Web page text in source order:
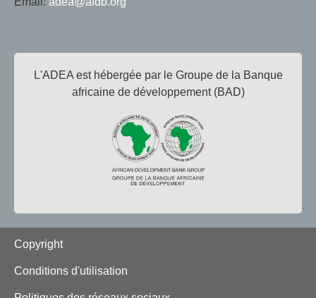
L'ADEA est hébergée par le Groupe de la Banque
africaine de développement (BAD)
Footer
Copyright
Conditions d'utilisation